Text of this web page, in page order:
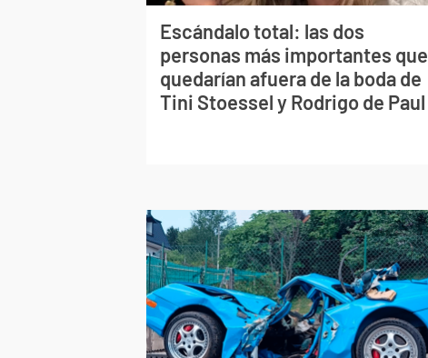
Escándalo total: las dos
personas más importantes que
quedarían afuera de la boda de
Tini Stoessel y Rodrigo de Paul